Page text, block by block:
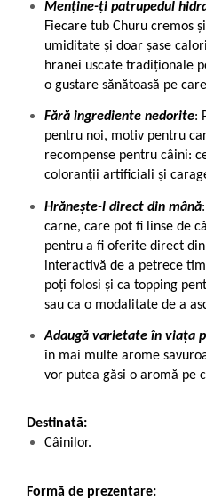
Menține-ți patrupedul
Fiecare tub Churu cremos
umiditate și doar șase
hranei uscate tradiționale
o gustare sănătoasă pe
Fără ingrediente nedorite:
pentru noi, motiv pentru
recompense pentru câini:
coloranții artificiali și
Hrănește-l direct din mână
carne, care pot fi linse de
pentru a fi oferite direct
interactivă de a petrece
poți folosi și ca topping
sau ca o modalitate de a
Adaugă varietate în viața
în mai multe arome
vor putea găsi o aromă pe
Destinată:
Câinilor.
Formă de prezentare: